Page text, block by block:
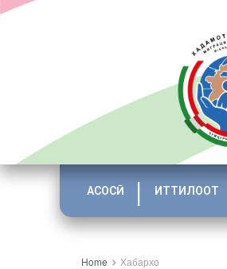
АСОСӢ ИТТИЛООТ
Home Хабархо